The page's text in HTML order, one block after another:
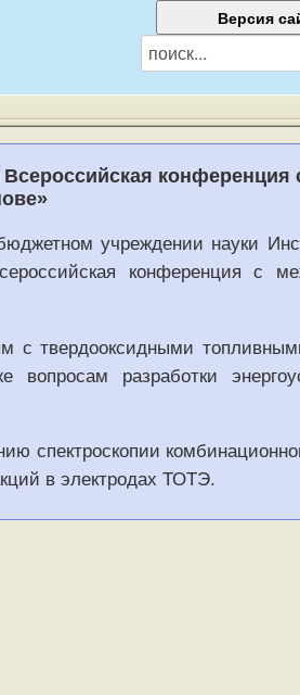
учреждении науки
конференция с
с твердооксидными
разработки
спектроскопии
в электродах ТОТЭ.